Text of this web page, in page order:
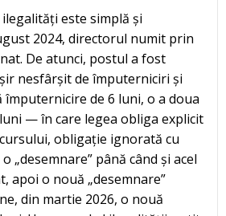
este simplă și
2024, directorul numit prin
De atunci, postul a fost
nesfârșit de împuterniciri și
împuternicire de 6 luni, o a doua
— în care legea obliga explicit
obligație ignorată cu
„desemnare” până când și acel
apoi o nouă „desemnare”
din martie 2026, o nouă